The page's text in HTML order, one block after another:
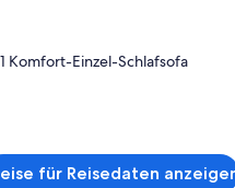
Komfort-Einzel-Schlafsofa
für Reisedaten